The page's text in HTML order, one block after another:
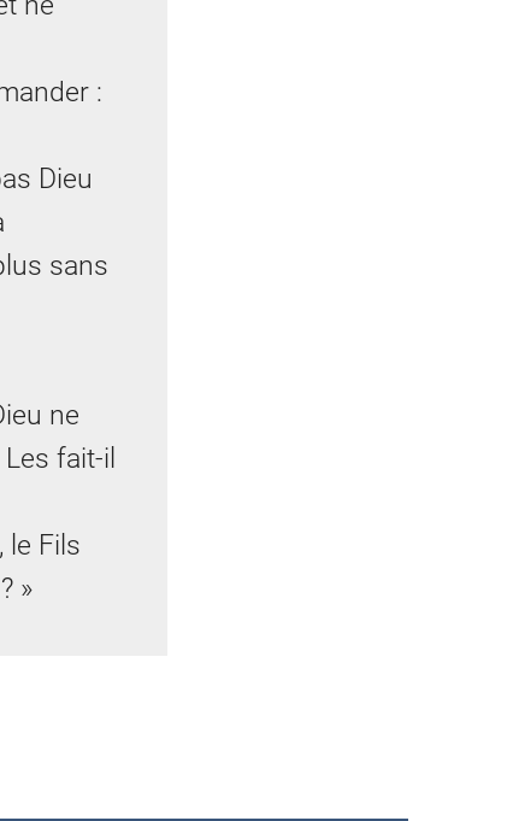
:
Dieu
sans
ne
fait-il
le Fils
»